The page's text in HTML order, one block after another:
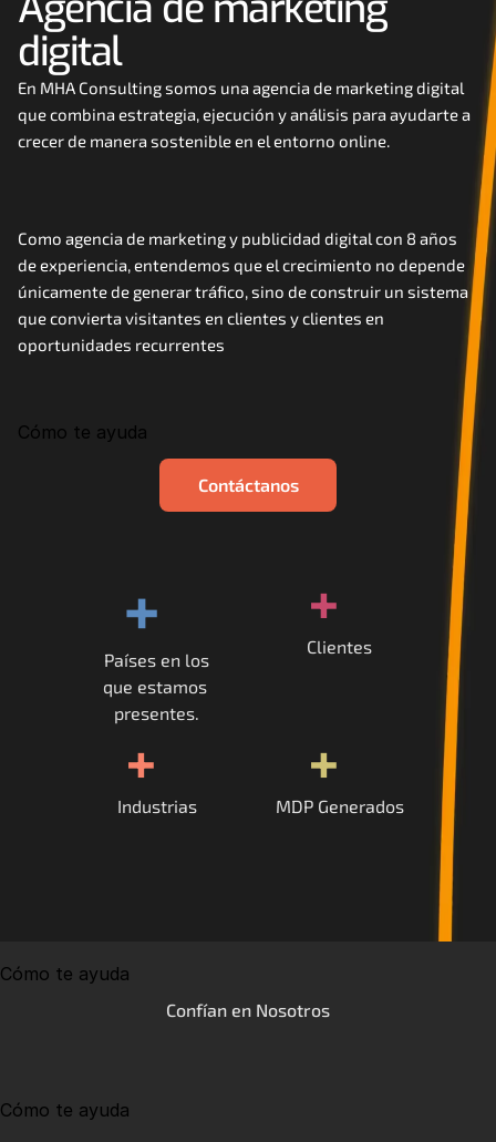
Contáctanos
Join
Events
Careers
Docs
About
digital
En MHA Consulting somos una agencia de marketing digital
que combina estrategia, ejecución y análisis para ayudarte a
crecer de manera sostenible en el entorno online.
Como agencia de marketing y publicidad digital con 8 años
de experiencia, entendemos que el crecimiento no depende
únicamente de generar tráfico, sino de construir un sistema
que convierta visitantes en clientes y clientes en
oportunidades recurrentes
Cómo te ayuda
Contáctanos
+
Países en los
que estamos
presentes.
+
Clientes
+
Industrias
+
MDP Generados
Cómo te ayuda
Confían en Nosotros
Cómo te ayuda